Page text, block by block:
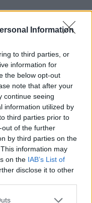
Information
to third parties, or
information for
the below opt-out
note that after your
continue seeing
information utilized by
third parties prior to
of the further
by third parties on the
information may
on the IAB’s List of
disclose it to other